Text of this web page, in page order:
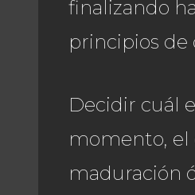
finalizando
principios de
Decidir cuál
momento, el
maduración